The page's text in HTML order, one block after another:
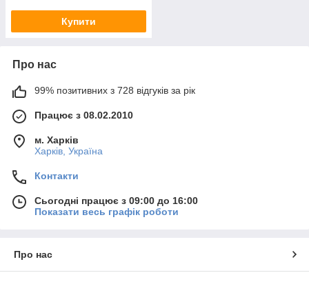
Купити
Про нас
99% позитивних з 728 відгуків за рік
Працює з 08.02.2010
м. Харків
Харків, Україна
Контакти
Сьогодні працює з 09:00 до 16:00
Показати весь графік роботи
Про нас